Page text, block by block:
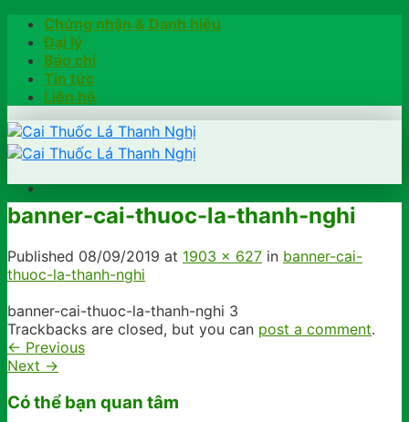
Skip
content
Chứng nhận & Danh hiệu
Đại lý
Báo chí
Tin tức
Liên hệ
Trang chủ
Khách hàng chia sẻ
Kiểm tra chính hãng
Hotline: 0902791922
banner-cai-thuoc-la-thanh-nghi
Published 08/09/2019 at 1903 × 627 in banner-cai-
thuoc-la-thanh-nghi
banner-cai-thuoc-la-thanh-nghi 3
Trackbacks are closed, but you can post a comment.
← Previous
Next →
Có thể bạn quan tâm